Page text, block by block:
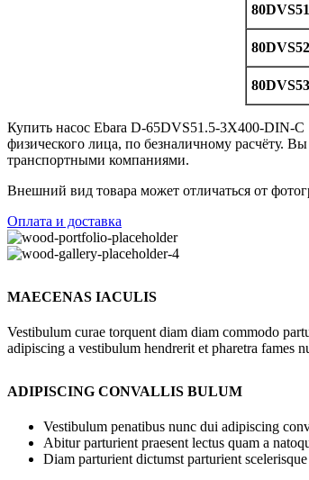
Купить насос Ebara D-65DVS51.5-3X400-DIN-C
физического лица, по безналичному расчёту.
транспортными компаниями.
Внешний вид товара может отличаться от
Оплата и доставка
MAECENAS IACULIS
Vestibulum curae torquent diam diam commodo
adipiscing a vestibulum hendrerit et pharetra fames
ADIPISCING CONVALLIS BULUM
Vestibulum penatibus nunc dui adipiscing
Abitur parturient praesent lectus quam a
Diam parturient dictumst parturient